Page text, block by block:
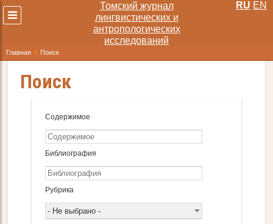
Томский журнал
лингвистических и
антропологических
исследований
Развернуть
меню
RU EN
Главная Поиск
Поиск
Содержимое
Библиография
Рубрика
- Не выбрано -